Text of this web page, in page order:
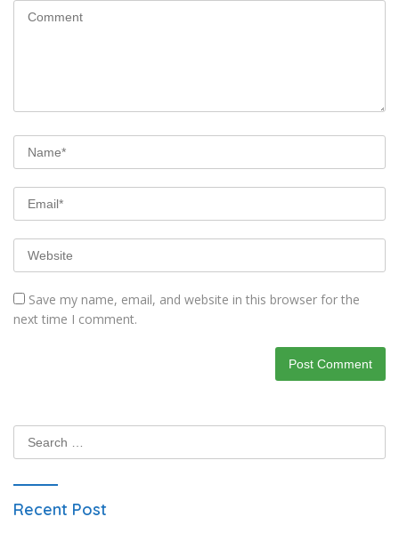
Save my name, email, and website in this browser for the
next time I comment.
Search
for:
Recent Post